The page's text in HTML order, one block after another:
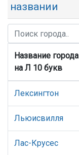
названии
Название города
на Л 10 букв
Лексингтон
Льюисвилля
Лас-Крусес